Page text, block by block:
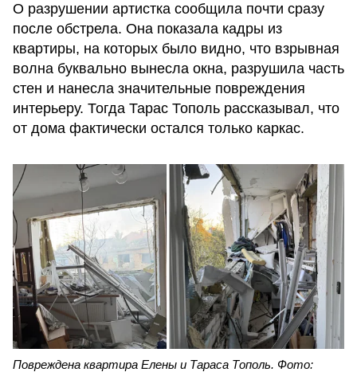
О разрушении артистка сообщила почти сразу
после обстрела. Она показала кадры из
квартиры, на которых было видно, что взрывная
волна буквально вынесла окна, разрушила часть
стен и нанесла значительные повреждения
интерьеру. Тогда Тарас Тополь рассказывал, что
от дома фактически остался только каркас.
Повреждена квартира Елены и Тараса Тополь. Фото: